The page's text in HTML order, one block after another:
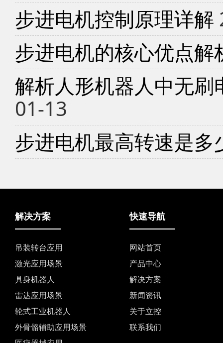
步进电机控制原理详解
步进电机的核心优点解
解析人形机器人中无
01-13
步进电机最高转速是多
解决方案
吊装转台应用
激光应用场景
具身机器人
雷达应用场景
轮式工业机器人
外骨骼辅助应用场景
快速导航
网站首页
产品中心
解决方案
新闻资讯
关于立控
联系我们